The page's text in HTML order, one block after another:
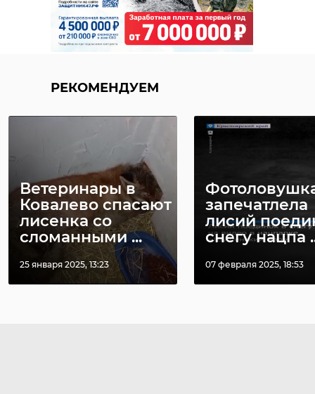
РЕКОМЕНДУЕМ
Ветеринары в
Ковалево спасают
лисенка со
сломанными ...
25 января 2025, 13:23
запечатлела
лисий
снегу нацпа
07 февраля 2025, 18:53